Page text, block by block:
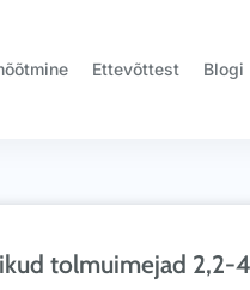
Ettevõttest Blogi
tolmuimejad 2,2-